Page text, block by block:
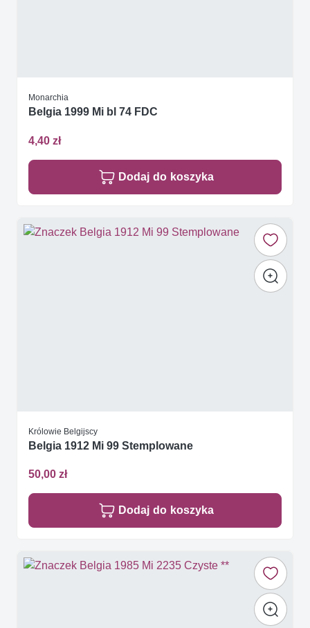
Monarchia
Belgia 1999 Mi bl 74 FDC
4,40 zł
Dodaj do koszyka
Królowie Belgijscy
Belgia 1912 Mi 99 Stemplowane
50,00 zł
Dodaj do koszyka